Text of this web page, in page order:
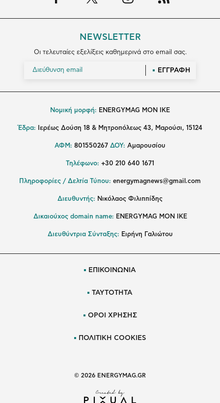
NEWSLETTER
Οι τελευταίες εξελίξεις καθημερινά στο email σας.
ΕΓΓΡΑΦΗ
Νομική μορφή: ENERGYMAG MON IKE
Έδρα: Ιερέως Δούση 18 & Μητροπόλεως 43, Μαρούσι, 15124
ΑΦΜ: 801550267 ΔΟΥ: Αμαρουσίου
Τηλέφωνο: +30 210 640 1671
Πληροφορίες / Δελτία Τύπου: energymagnews@gmail.com
Διευθυντής: Νικόλαος Φιλιππίδης
Δικαιούχος domain name: ENERGYMAG ΜΟΝ ΙΚΕ
Διευθύντρια Σύνταξης: Ειρήνη Γαλιώτου
ΕΠΙΚΟΙΝΩΝΙΑ
ΤΑΥΤΟΤΗΤΑ
ΟΡΟΙ ΧΡΗΣΗΣ
ΠΟΛΙΤΙΚΗ COOKIES
© 2026 ENERGYMAG.GR